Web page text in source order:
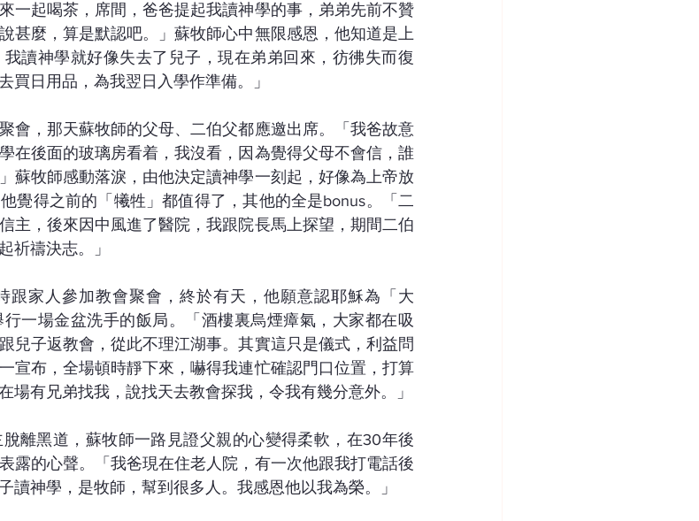
一起喝茶，席間，爸爸提起我讀神學的事，弟弟先前不贊
甚麼，算是默認吧。」蘇牧師心中無限感恩，他知道是上
讀神學就好像失去了兒子，現在弟弟回來，彷彿失而復
買日用品，為我翌日入學作準備。」
會，那天蘇牧師的父母、二伯父都應邀出席。「我爸故意
在後面的玻璃房看着，我沒看，因為覺得父母不會信，誰
蘇牧師感動落淚，由他決定讀神學一刻起，好像為上帝放
覺得之前的「犧牲」都值得了，其他的全是bonus。「二
主，後來因中風進了醫院，我跟院長馬上探望，期間二伯
祈禱決志。」
跟家人參加教會聚會，終於有天，他願意認耶穌為「大
一場金盆洗手的飯局。「酒樓裏烏煙瘴氣，大家都在吸
兒子返教會，從此不理江湖事。其實這只是儀式，利益問
宣布，全場頓時靜下來，嚇得我連忙確認門口位置，打算
場有兄弟找我，說找天去教會探我，令我有幾分意外。」
離黑道，蘇牧師一路見證父親的心變得柔軟，在30年後
露的心聲。「我爸現在住老人院，有一次他跟我打電話後
讀神學，是牧師，幫到很多人。我感恩他以我為榮。」